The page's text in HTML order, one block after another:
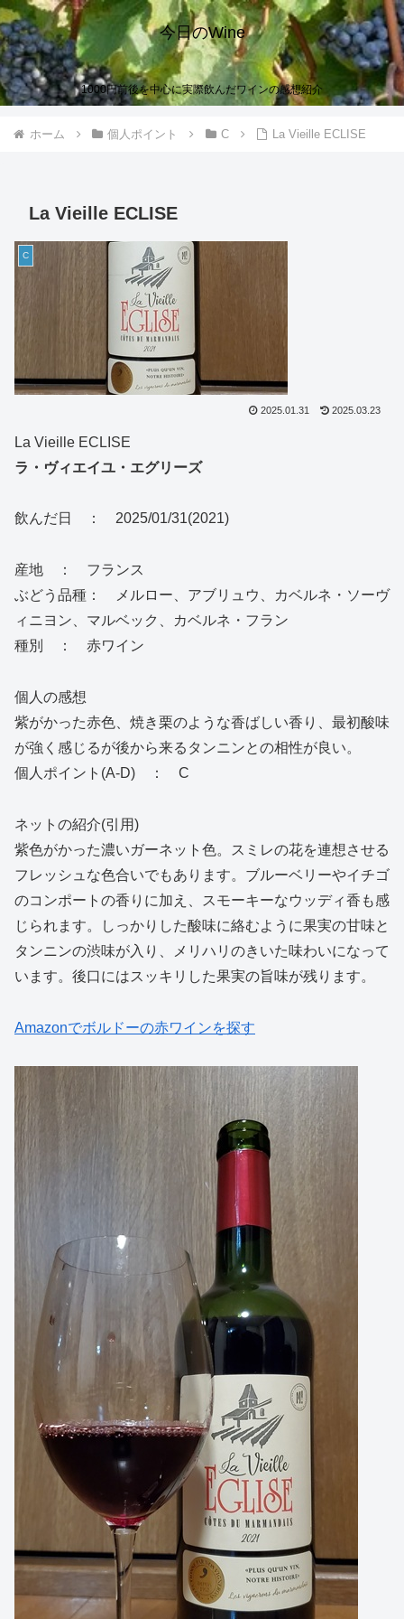
今日のWine
1000円前後を中心に実際飲んだワインの感想紹介
ホーム 個人ポイント C La Vieille ECLISE
La Vieille ECLISE
C
2025.01.31 2025.03.23
La Vieille ECLISE
ラ・ヴィエイユ・エグリーズ
飲んだ日 ： 2025/01/31(2021)
産地 ： フランス
ぶどう品種： メルロー、アブリュウ、カベルネ・ソーヴ
ィニヨン、マルベック、カベルネ・フラン
種別 ： 赤ワイン
個人の感想
紫がかった赤色、焼き栗のような香ばしい香り、最初酸味
が強く感じるが後から来るタンニンとの相性が良い。
個人ポイント(A-D) ： C
ネットの紹介(引用)
紫色がかった濃いガーネット色。スミレの花を連想させる
フレッシュな色合いでもあります。ブルーベリーやイチゴ
のコンポートの香りに加え、スモーキーなウッディ香も感
じられます。しっかりした酸味に絡むように果実の甘味と
タンニンの渋味が入り、メリハリのきいた味わいになって
います。後口にはスッキリした果実の旨味が残ります。
Amazonでボルドーの赤ワインを探す